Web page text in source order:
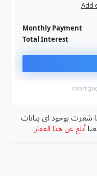
Add
Monthly Payment
Total Interest
شعرت بوجود اى بيانات
أبلغ عن هذا العقار